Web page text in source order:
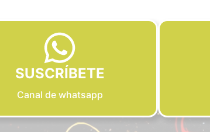
SUSCRÍBETE
Canal de whatsapp